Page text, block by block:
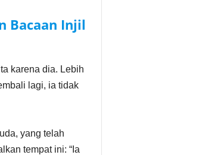
Bacaan Injil
karena dia. Lebih
lagi, ia tidak
yang telah
tempat ini: “Ia